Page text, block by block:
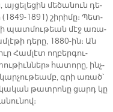
մե­ծա­նուն դե­
1891) շի­րի­մը։ Պետ­
պատ­մու­թեան մէջ ա­ռա­
դե­րը, 1880-ին։ Ան
Համ­լէտ ող­բեր­գու­
հա­տո­րը, ինչ­
գրի ա­ռած՝
թատ­րո­նը ցարդ կը